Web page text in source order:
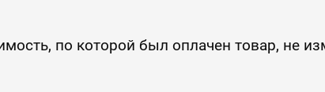
по которой был оплачен товар, не